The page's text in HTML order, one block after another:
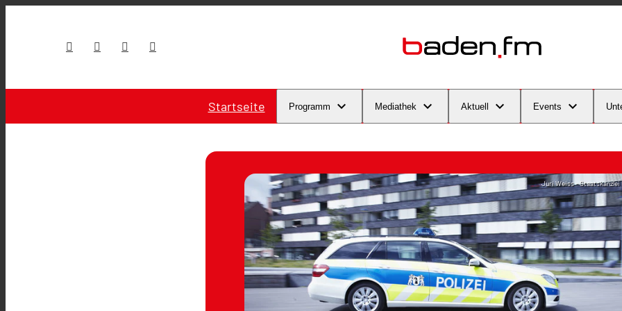
Startseite Programm Mediathek Aktuell Events
Juri Weiss - Staatskanzlei